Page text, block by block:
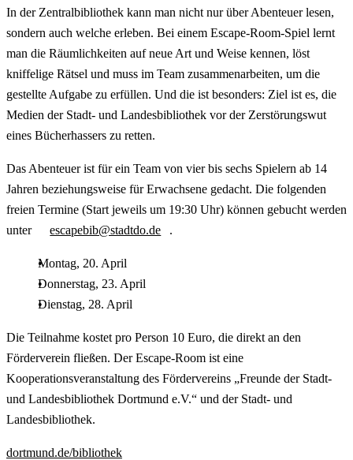
In der Zentralbibliothek kann man nicht nur über Abenteuer lesen,
sondern auch welche erleben. Bei einem Escape-Room-Spiel lernt
man die Räumlichkeiten auf neue Art und Weise kennen, löst
kniffelige Rätsel und muss im Team zusammenarbeiten, um die
gestellte Aufgabe zu erfüllen. Und die ist besonders: Ziel ist es, die
Medien der Stadt- und Landesbibliothek vor der Zerstörungswut
eines Bücherhassers zu retten.
Das Abenteuer ist für ein Team von vier bis sechs Spielern ab 14
Jahren beziehungsweise für Erwachsene gedacht. Die folgenden
freien Termine (Start jeweils um 19:30 Uhr) können gebucht werden
unter
escapebib@stadtdo.de .
Montag, 20. April
Donnerstag, 23. April
Dienstag, 28. April
Die Teilnahme kostet pro Person 10 Euro, die direkt an den
Förderverein fließen. Der Escape-Room ist eine
Kooperationsveranstaltung des Fördervereins „Freunde der Stadt-
und Landesbibliothek Dortmund e.V.“ und der Stadt- und
Landesbibliothek.
dortmund.de/bibliothek